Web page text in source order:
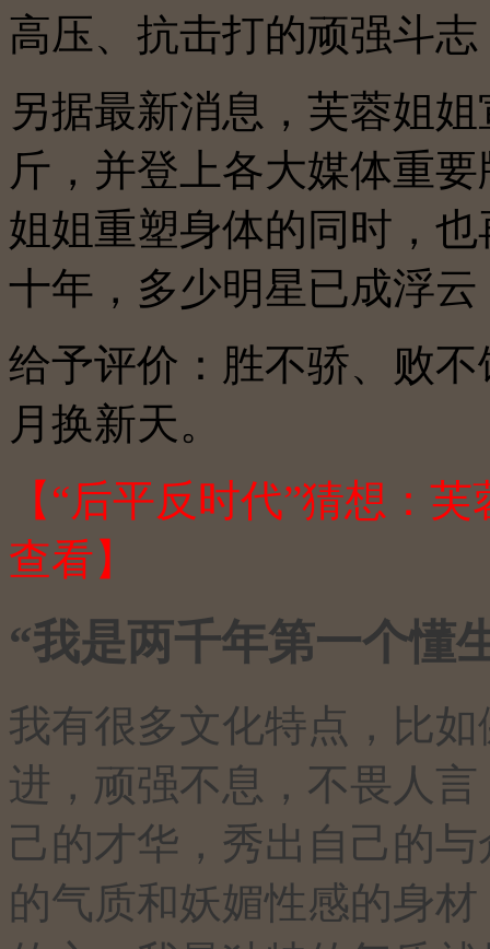
高压、抗击打的顽强斗
另据最新消息，芙蓉姐
斤，并登上各大媒体重
姐姐重塑身体的同时，
十年，多少明星已成浮
给予评价：胜不骄、败
月换新天。
【“后平反时代”猜想：
查看】
“我是两千年第一个懂
我有很多文化特点，比
进，顽强不息，不畏人
己的才华，秀出自己的
的气质和妖媚性感的身